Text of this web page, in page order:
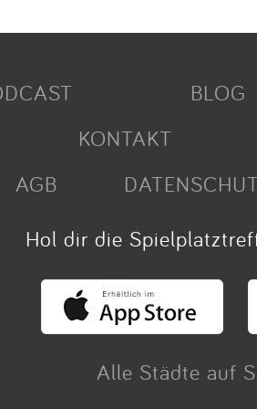
BLOG
KONTAKT
AGB
Hol dir die
Alle Städte auf